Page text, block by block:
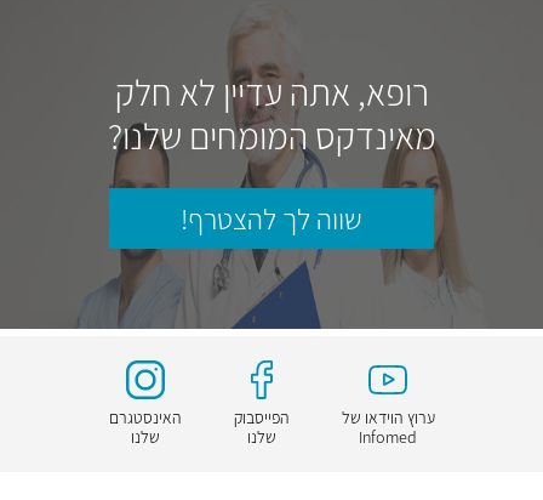
רופא, אתה עדיין לא חלק
מאינדקס המומחים שלנו?
שווה לך להצטרף!
ערוץ הוידאו של
Infomed
הפייסבוק
שלנו
האינסטגרם
שלנו